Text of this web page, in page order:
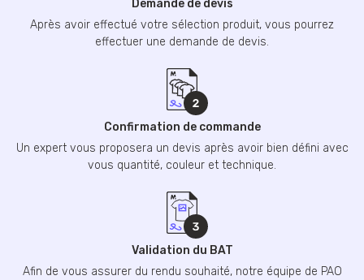
Demande de devis
Après avoir effectué votre sélection produit, vous pourrez
effectuer une demande de devis.
Confirmation de commande
Un expert vous proposera un devis après avoir bien défini avec
vous quantité, couleur et technique.
Validation du BAT
Afin de vous assurer du rendu souhaité, notre équipe de PAO